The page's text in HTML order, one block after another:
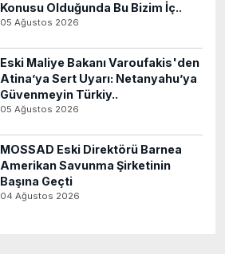
Konusu Olduğunda Bu Bizim İç..
05 Ağustos 2026
Eski Maliye Bakanı Varoufakis'den
Atina’ya Sert Uyarı: Netanyahu’ya
Güvenmeyin Türkiy..
05 Ağustos 2026
MOSSAD Eski Direktörü Barnea
Amerikan Savunma Şirketinin
Başına Geçti
04 Ağustos 2026